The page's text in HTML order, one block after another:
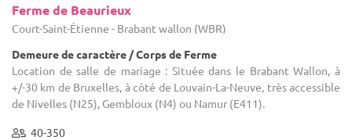
Ferme de Beaurieux
Court-Saint-Étienne - Brabant wallon (WBR)
Demeure de caractère / Corps de Ferme
Location de salle de mariage : Située dans le Brabant Wallon, à
+/-30 km de Bruxelles, à côté de Louvain-La-Neuve, très accessible
de Nivelles (N25), Gembloux (N4) ou Namur (E411).
40-350